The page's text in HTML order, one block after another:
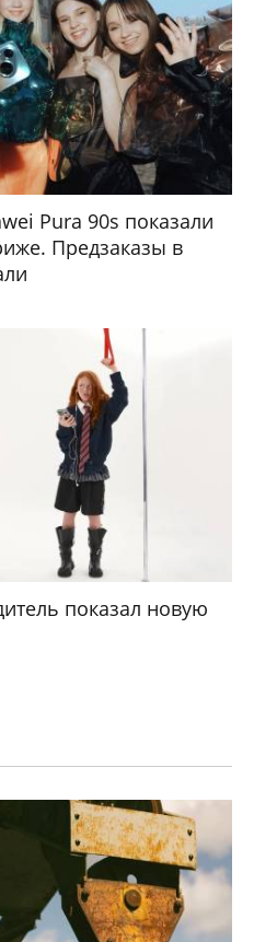
Pura 90s показали
Предзаказы в
показал новую